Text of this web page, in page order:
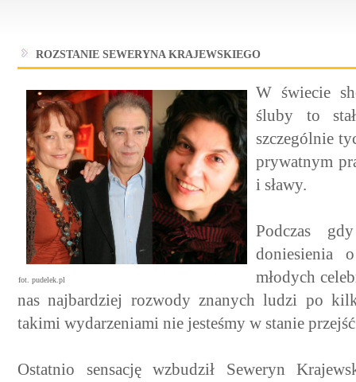
ROZSTANIE SEWERYNA KRAJEWSKIEGO
fot. pudelek.pl
W świecie
śluby to
szczególnie
prywatnym
i sławy.
Podczas
doniesienia
młodych
nas najbardziej rozwody znanych ludzi po
takimi wydarzeniami nie jesteśmy w stanie
Ostatnio sensację wzbudził Seweryn